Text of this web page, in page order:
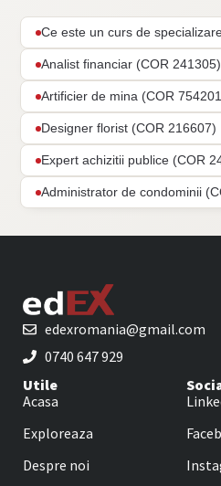
Ce este un curs de
Analist financiar (COR 241305)
Artificier de mina (COR
Designer florist (COR 216607)
Expert achizitii publice (COR
Administrator de condominii
edexromania@gmail.com
0740 647 929
Utile
Acasa
Exploreaza
Despre noi